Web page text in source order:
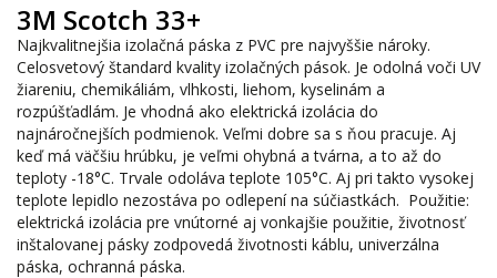
3M Scotch 33+
Najkvalitnejšia izolačná páska z PVC pre najvyššie nároky.
Celosvetový štandard kvality izolačných pások. Je odolná voči UV
žiareniu, chemikáliám, vlhkosti, liehom, kyselinám a
rozpúšťadlám. Je vhodná ako elektrická izolácia do
najnáročnejších podmienok. Veľmi dobre sa s ňou pracuje. Aj
keď má väčšiu hrúbku, je veľmi ohybná a tvárna, a to až do
teploty -18°C. Trvale odoláva teplote 105°C. Aj pri takto vysokej
teplote lepidlo nezostáva po odlepení na súčiastkách. Použitie:
elektrická izolácia pre vnútorné aj vonkajšie použitie, životnosť
inštalovanej pásky zodpovedá životnosti káblu, univerzálna
páska, ochranná páska.